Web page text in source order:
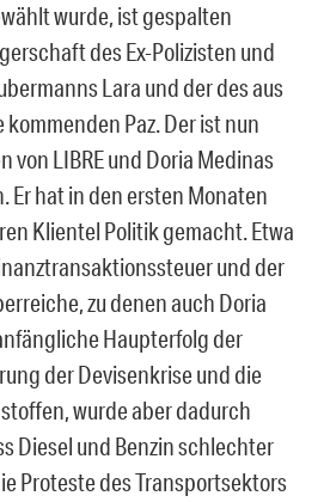
wurde, ist gespalten
des Ex-Polizisten und
Lara und der des aus
Paz. Der ist nun
von LIBRE und Doria Medinas
Er hat in den ersten Monaten
Klientel Politik gemacht. Etwa
und der
zu denen auch Doria
Haupterfolg der
der Devisenkrise und die
wurde aber dadurch
Diesel und Benzin schlechter
Proteste des Transportsektors